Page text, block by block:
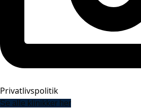
Privatlivspolitik
Se alle klinikker her